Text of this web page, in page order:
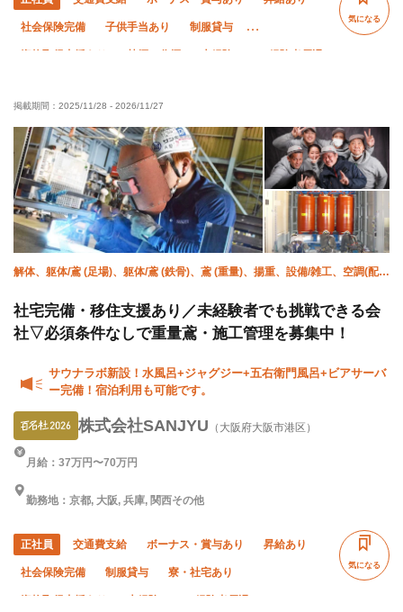
社会保険完備 子供手当あり 制服貸与
資格取得支援あり 禁煙・分煙 未経験OK 経験者優遇
車・バイク通勤OK 転勤なし
気になる
掲載期間： 2025/11/28 - 2026/11/27
解体、躯体/鳶 (足場)、躯体/鳶 (鉄骨)、鳶 (重量)、揚重、設備/雑工、空調(配
社宅完備・移住支援あり／未経験者でも挑戦できる会
社▽必須条件なしで重量鳶・施工管理を募集中！
サウナラボ新設！水風呂+ジャグジー+五右衛門風呂+ビアサーバ
ー完備！宿泊利用も可能です。
株式会社SANJYU （大阪府大阪市港区）
月給：37万円〜70万円
勤務地：京都, 大阪, 兵庫, 関西その他
正社員 交通費支給 ボーナス・賞与あり 昇給あり
社会保険完備 制服貸与 寮・社宅あり
気になる